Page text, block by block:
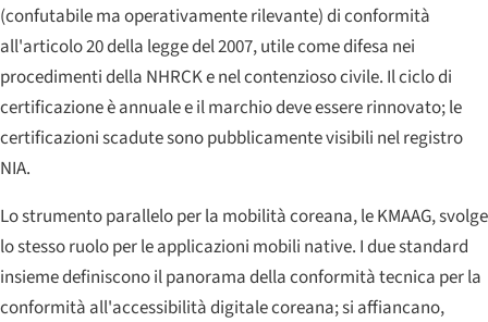
(confutabile ma operativamente rilevante) di conformità
all'articolo 20 della legge del 2007, utile come difesa nei
procedimenti della NHRCK e nel contenzioso civile. Il ciclo di
certificazione è annuale e il marchio deve essere rinnovato; le
certificazioni scadute sono pubblicamente visibili nel registro
NIA.
Lo strumento parallelo per la mobilità coreana, le KMAAG, svolge
lo stesso ruolo per le applicazioni mobili native. I due standard
insieme definiscono il panorama della conformità tecnica per la
conformità all'accessibilità digitale coreana; si affiancano,